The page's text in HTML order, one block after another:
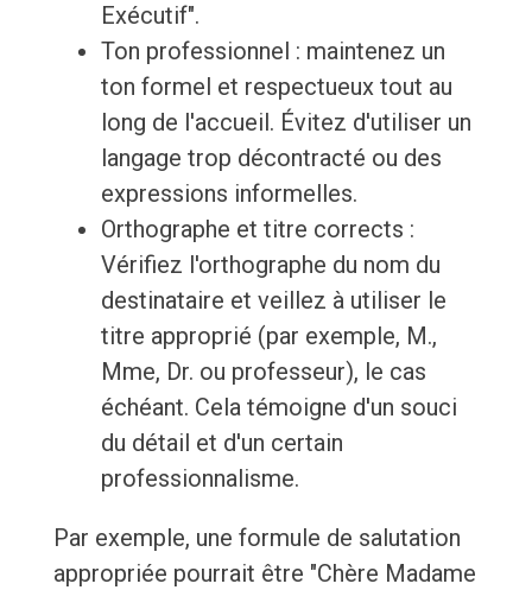
Exécutif".
Ton professionnel : maintenez un
ton formel et respectueux tout au
long de l'accueil. Évitez d'utiliser un
langage trop décontracté ou des
expressions informelles.
Orthographe et titre corrects :
Vérifiez l'orthographe du nom du
destinataire et veillez à utiliser le
titre approprié (par exemple, M.,
Mme, Dr. ou professeur), le cas
échéant. Cela témoigne d'un souci
du détail et d'un certain
professionnalisme.
Par exemple, une formule de salutation
appropriée pourrait être "Chère Madame